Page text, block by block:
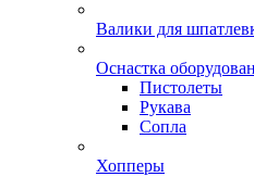
Валики для
Оснастка
Пистолеты
Рукава
Сопла
Хопперы